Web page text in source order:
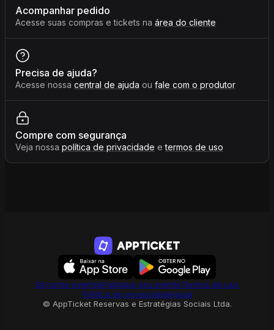
Acompanhar pedido
Acesse suas compras e tickets na área do cliente
Precisa de ajuda?
Acesse nossa central de ajuda ou fale com o produtor
Compre com segurança
Veja nossa política de privacidade etermos de uso
© AppTicket Reservas e Estratégias Sociais Ltda.
Encontre eventosPublique seu eventoTermos de uso
Política de privacidadeAjuda